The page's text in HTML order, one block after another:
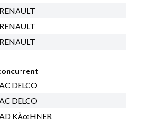
RENAULT
RENAULT
RENAULT
AC DELCO
AC DELCO
AD KÃœHNER